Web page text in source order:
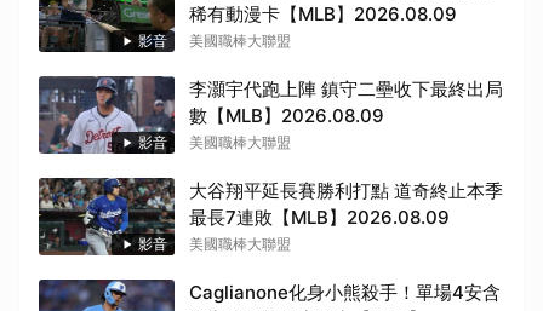
影音
稀有動漫卡【MLB】2026.08.09
美國職棒大聯盟
影音
李灝宇代跑上陣 鎮守二壘收下最終出局
數【MLB】2026.08.09
美國職棒大聯盟
影音
大谷翔平延長賽勝利打點 道奇終止本季
最長7連敗【MLB】2026.08.09
美國職棒大聯盟
Caglianone化身小熊殺手！單場4安含